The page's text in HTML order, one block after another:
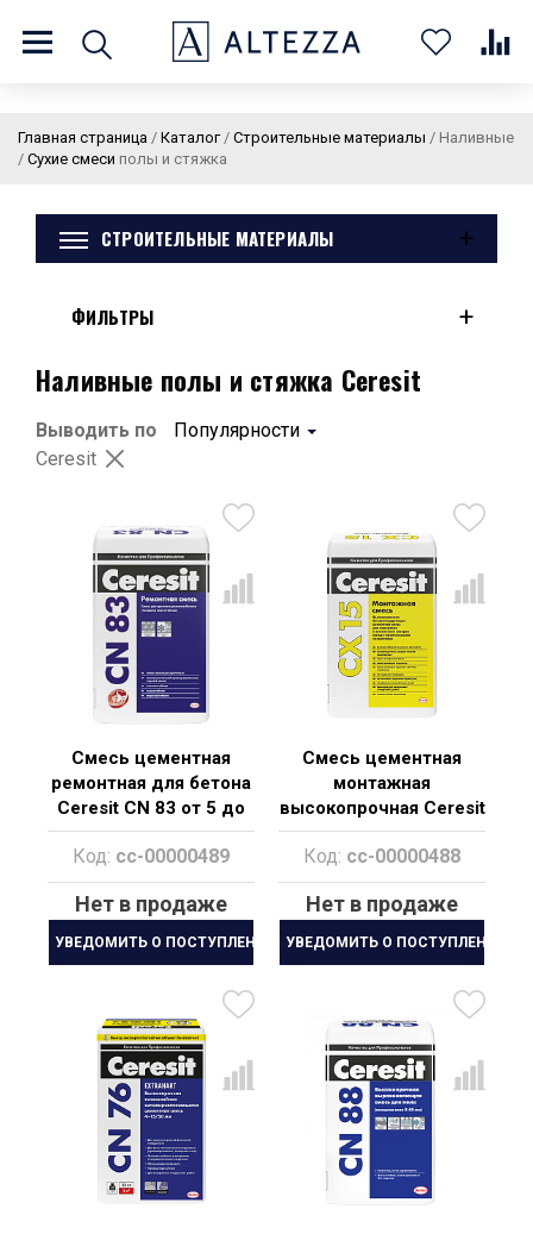
8 (800) 201 60 03 9:00 - 21:00 ПН-ВС
О насДоставка и оплата Покупателям Бренды
Главная страница / Каталог / Строительные материалы
/ Сухие смеси
/ Наливные
полы и стяжка
СТРОИТЕЛЬНЫЕ МАТЕРИАЛЫ +
+
ФИЛЬТРЫ
Наливные полы и стяжка Ceresit
Выводить по
Популярности
Ceresit
Смесь цементная
ремонтная для бетона
Ceresit СN 83 от 5 до
35 мм. 25 кг
Код: cc-00000489
Нет в продаже
УВЕДОМИТЬ О ПОСТУПЛЕНИИ
Смесь цементная
монтажная
высокопрочная Ceresit
СХ 15 от 20 до 50/100
мм. 25 кг
Код: cc-00000488
Нет в продаже
УВЕДОМИТЬ О ПОСТУПЛЕНИИ